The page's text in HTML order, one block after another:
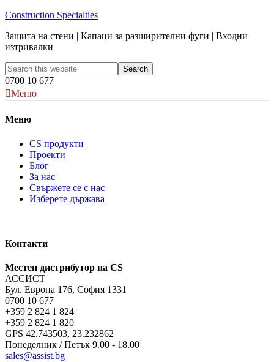
Construction Specialties
Защита на стени | Капаци за разширителни фуги | Входни
изтривалки
0700 10 677
Меню
Меню
CS продукти
Проекти
Блог
За нас
Свържете се с нас
Изберете държава
Контакти
Местен дистрибутор на CS
АССИСТ
Бул. Европа 176, София 1331
0700 10 677
+359 2 824 1 824
+359 2 824 1 820
GPS 42.743503, 23.232862
Понеделник / Петък 9.00 - 18.00
sales@assist.bg